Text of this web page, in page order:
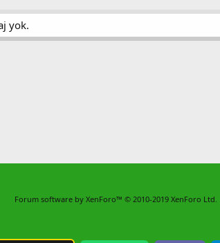
yok.
Forum software by XenForo™ © 2010-2019 XenForo Ltd.